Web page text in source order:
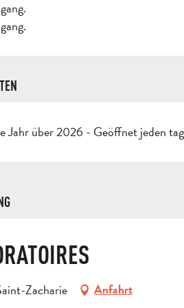
Jahr über 2026 - Geöffnet jeden tag
Zacharie Anfahrt